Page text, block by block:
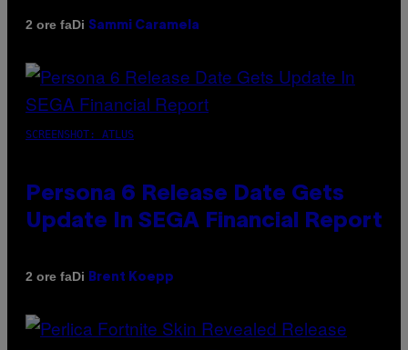
2 ore faDi Sammi Caramela
SCREENSHOT: ATLUS
Persona 6 Release Date Gets
Update In SEGA Financial Report
2 ore faDi Brent Koepp